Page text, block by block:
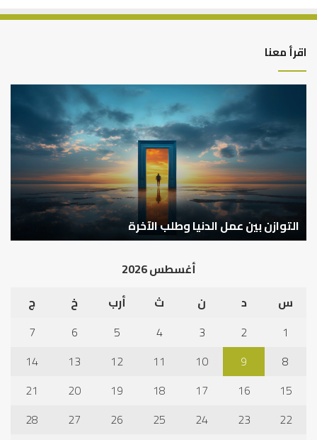
اقرأ معنا
التوازن
عمل
الدنيا
وطلب
التوازن بين عمل الدنيا وطلب الآخرة
أغسطس 2026
س
د ن ث أرب خ
ج
1
2
3
4
5
6
7
8
9
10
11
12
13
14
15
16
17
18
19
20
21
22
23
24
25
26
27
28